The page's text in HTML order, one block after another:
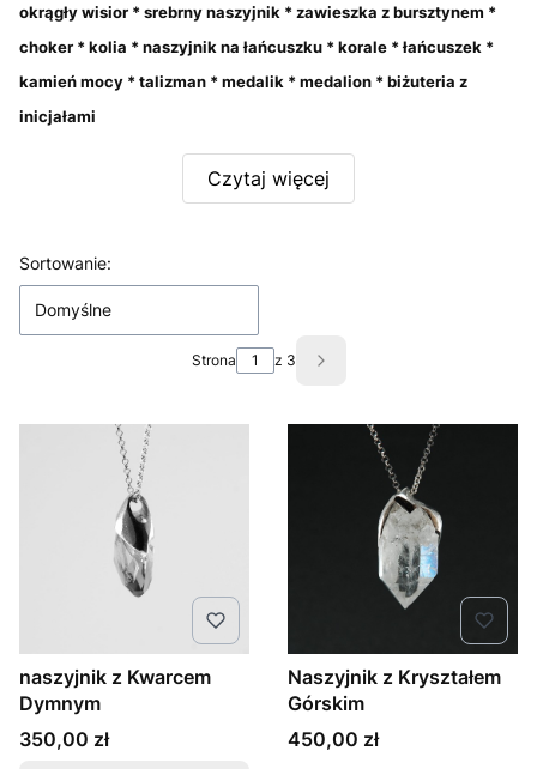
okrągły wisior * srebrny naszyjnik * zawieszka z bursztynem *
choker * kolia * naszyjnik na łańcuszku * korale * łańcuszek *
kamień mocy * talizman * medalik * medalion * biżuteria z
inicjałami
Czytaj więcej
Lista produktów
Sortowanie:
Domyślne
Strona z 3 Następne produkty
naszyjnik z Kwarcem
Dymnym
Cena
350,00 zł
Naszyjnik z Kryształem
Górskim
Cena
450,00 zł